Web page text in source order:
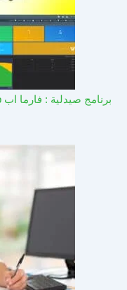
برنامج صيدلية : فارما اب PharmaUp​